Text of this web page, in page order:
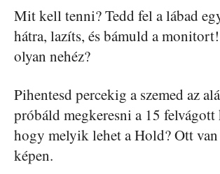
Mit kell tenni? Tedd fel a lábad
hátra, lazíts, és bámuld a
olyan nehéz?
Pihentesd percekig a szemed az
próbáld megkeresni a 15
hogy melyik lehet a Hold? Ott
képen.